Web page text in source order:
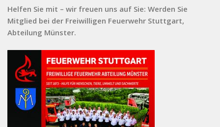
Helfen Sie mit – wir freuen uns auf Sie: Werden Sie
Mitglied bei der Freiwilligen Feuerwehr Stuttgart,
Abteilung Münster.